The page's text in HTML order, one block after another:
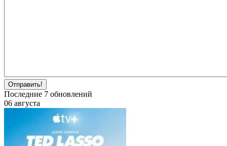
Отправить!
Последние 7 обновлений
06 августа